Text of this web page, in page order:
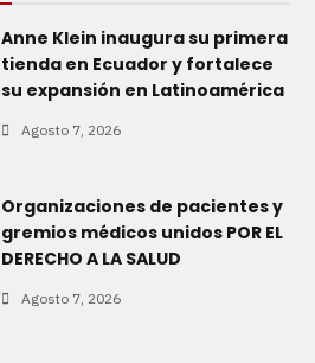
Anne Klein inaugura su primera
tienda en Ecuador y fortalece
su expansión en Latinoamérica
Agosto 7, 2026
Organizaciones de pacientes y
gremios médicos unidos POR EL
DERECHO A LA SALUD
Agosto 7, 2026